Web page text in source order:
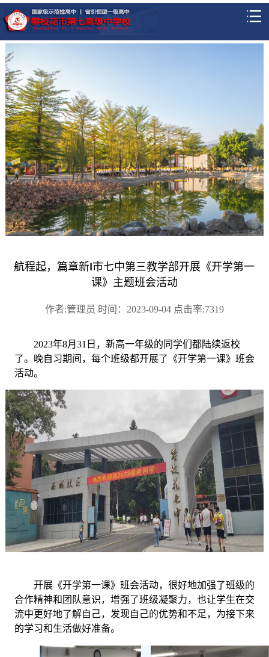
航程起，篇章新‖市七中第三教学部开展《开学第一
课》主题班会活动
作者:管理员 时间：2023-09-04 点击率:7319
2023年8月 31 日，新高一年级的同学们都陆续返校
了。晚自习期间，每个班级都开展了《开学第一课》班会
活动。
开展《开学第一课》班会活动，很好地加强了班级的
合作精神和团队意识，增强了班级凝聚力，也让学生在交
流中更好地了解自己，发现自己的优势和不足，为接下来
的学习和生活做好准备。